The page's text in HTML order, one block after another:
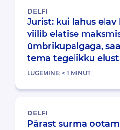
DELFI
Jurist: kui lahus elav
viilib elatise
ümbrikupalgaga,
tema tegelikku
LUGEMINE: < 1 MINUT
DELFI
Pärast surma